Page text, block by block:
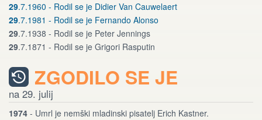
29.7.1960 - Rodil se je Didier Van Cauwelaert
29.7.1981 - Rodil se je Fernando Alonso
29.7.1938 - Rodil se je Peter Jennings
29.7.1871 - Rodil se je Grigori Rasputin
ZGODILO SE JE
na 29. julij
1974 - Umrl je nemški mladinski pisatelj Erich Kastner.